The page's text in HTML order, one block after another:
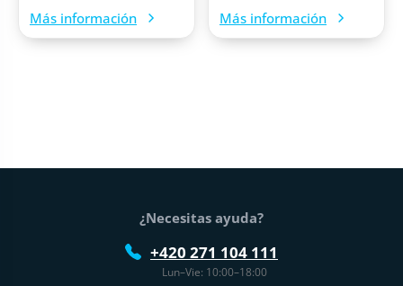
Más información Más información
Pie de página
¿Necesitas ayuda?
+420 271 104 111
Lun–Vie: 10:00–18:00